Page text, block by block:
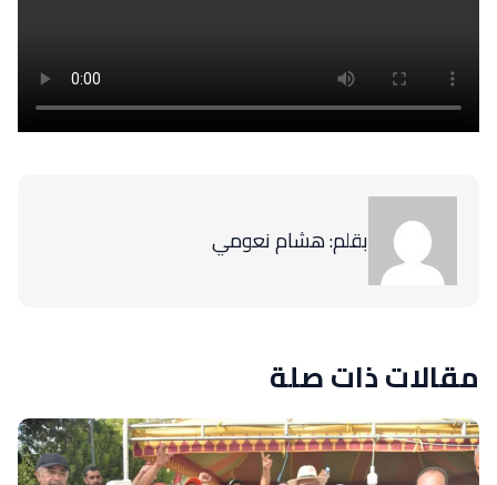
بقلم: هشام نعومي
مقالات ذات صلة